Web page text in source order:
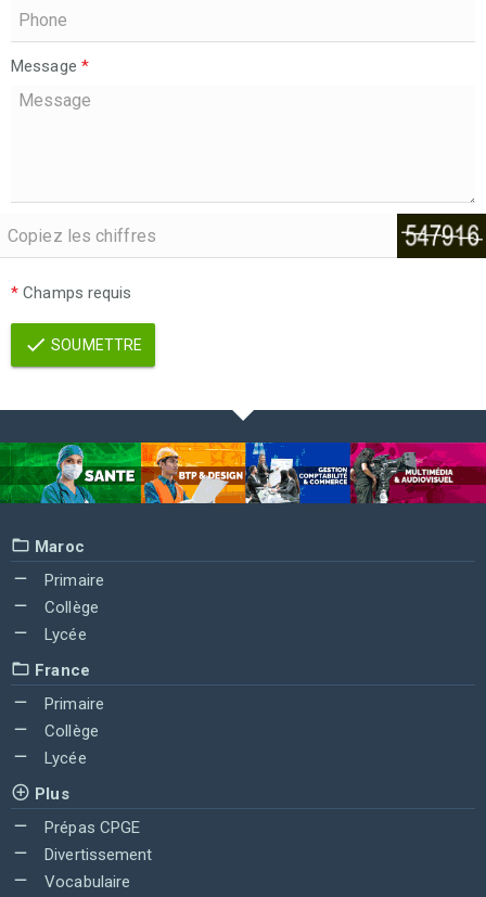
Message *
* Champs requis
SOUMETTRE
Maroc
Primaire
Collège
Lycée
France
Primaire
Collège
Lycée
Plus
Prépas CPGE
Divertissement
Vocabulaire